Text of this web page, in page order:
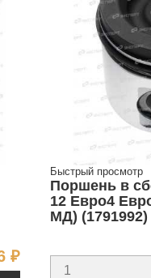
₽Цена
Быстрый просмотр
Поршень в
12 Евро4
МД) (1791992)